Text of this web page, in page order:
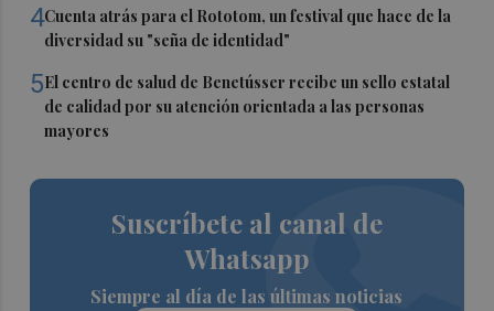
4Cuenta atrás para el Rototom, un festival que hace de la
diversidad su "seña de identidad"
5El centro de salud de Benetússer recibe un sello estatal
de calidad por su atención orientada a las personas
mayores
Suscríbete al canal de
Whatsapp
Siempre al día de las últimas noticias